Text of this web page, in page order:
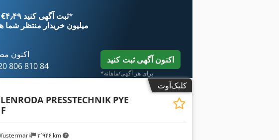
اکنون از ‎€۴٫۴۹ ثبت آگهی کنید*
۱۱ میلیون خریدار منتظر شما
اکنون
806 810 84
اکنون آگهی ثبت کنید
*برای هر آگهی/ماهانه
کلیک‌آوت
۳٬۹۴۶ km
PRESSTECHNIK PYE